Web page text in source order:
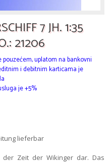
7 JH. 1:35
21206
pouzećem, uplatom na bankovni
i debitnim karticama je
je +5%
lieferbar
Zeit der Wikinger dar. Das